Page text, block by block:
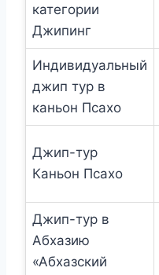
категории
Джипинг
Индивидуальный
джип тур в
каньон Псахо
Джип-тур
Каньон Псахо
Джип-тур в
Абхазию
«Абхазский